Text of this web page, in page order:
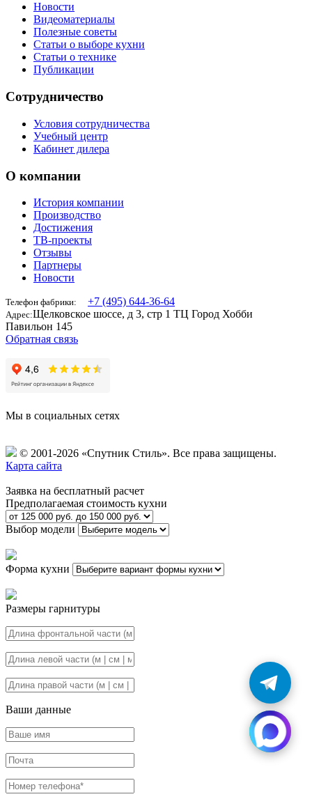
Новости
Видеоматериалы
Полезные советы
Статьи о выборе кухни
Статьи о технике
Публикации
Сотрудничество
Условия сотрудничества
Учебный центр
Кабинет дилера
О компании
История компании
Производство
Достижения
ТВ-проекты
Отзывы
Партнеры
Новости
Телефон фабрики: +7 (495) 644-36-64
Адрес:Щелковское шоссе, д 3, стр 1 ТЦ Город Хобби
Павильон 145
Обратная связь
Мы в социальных сетях
© 2001-2026 «Спутник Стиль». Все права защищены.
Карта сайта
Заявка на бесплатный расчет
Предполагаемая стоимость кухни
Выбор модели
Форма кухни
Размеры гарнитуры
Ваши данные